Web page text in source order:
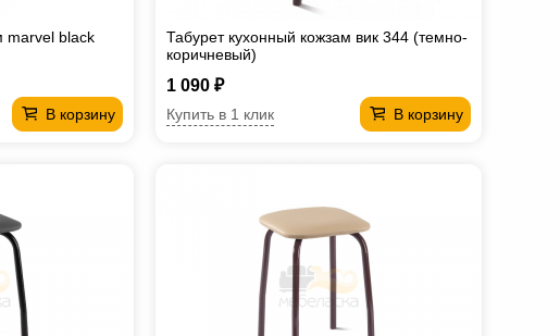
marvel black
В корзину
Табурет кухонный кожзам вик 344 (темно-
коричневый)
1 090 ₽
В корзину
Купить в 1 клик